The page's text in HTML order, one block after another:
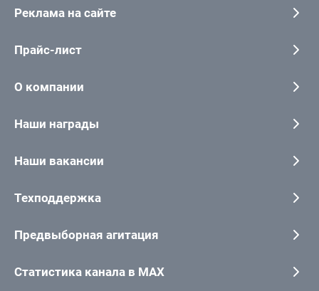
Реклама на сайте
Прайс-лист
О компании
Наши награды
Наши вакансии
Техподдержка
Предвыборная агитация
Статистика канала в MAX